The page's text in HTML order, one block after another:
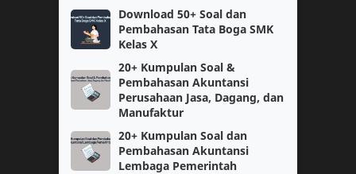
Ujian Sekolah
Bukti Dukung CPNS
Kelas 1
Download 50+ Soal dan
Pembahasan Tata Boga SMK
Kelas X
20+ Kumpulan Soal &
Pembahasan Akuntansi
Perusahaan Jasa, Dagang, dan
Manufaktur
20+ Kumpulan Soal dan
Pembahasan Akuntansi
Lembaga Pemerintah